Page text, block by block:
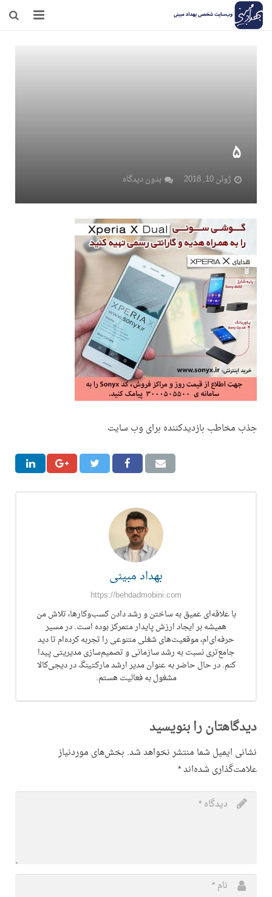
۵
ژوئن 10, 2018 بدون دیدگاه
جذب مخاطب بازدیدکننده برای وب سایت
بهداد مبینی
https://behdadmobini.com
با علاقه‌ای عمیق به ساختن و رشد دادن کسب‌وکارها، تلاش من
همیشه بر ایجاد ارزش پایدار متمرکز بوده است. در مسیر
حرفه‌ای‌ام، موقعیت‌های شغلی متنوعی را تجربه کرده‌ام تا دید
جامع‌تری نسبت به رشد سازمانی و تصمیم‌سازی مدیریتی پیدا
کنم. در حال حاضر به عنوان مدیر ارشد مارکتینگ در دیجی‌کالا
مشغول به فعالیت هستم.
دیدگاهتان را بنویسید
نشانی ایمیل شما منتشر نخواهد شد. بخش‌های موردنیاز
علامت‌گذاری شده‌اند*